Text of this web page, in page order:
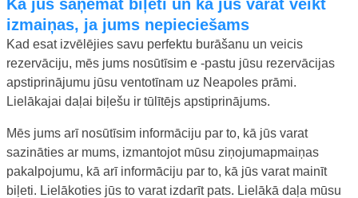
Kā jūs saņemat biļeti un kā jūs varat veikt
izmaiņas, ja jums nepieciešams
Kad esat izvēlējies savu perfektu burāšanu un veicis
rezervāciju, mēs jums nosūtīsim e -pastu jūsu rezervācijas
apstiprinājumu jūsu ventotīnam uz Neapoles prāmi.
Lielākajai daļai biļešu ir tūlītējs apstiprinājums.
Mēs jums arī nosūtīsim informāciju par to, kā jūs varat
sazināties ar mums, izmantojot mūsu ziņojumapmaiņas
pakalpojumu, kā arī informāciju par to, kā jūs varat mainīt
biļeti. Lielākoties jūs to varat izdarīt pats. Lielākā daļa mūsu